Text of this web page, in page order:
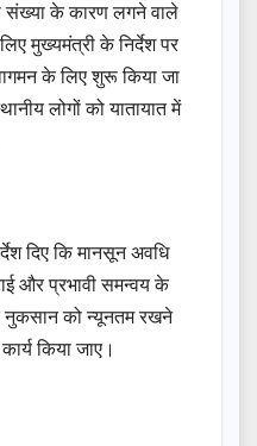
संख्या के कारण लगने वाले
मुख्यमंत्री के निर्देश पर
के लिए शुरू किया जा
लोगों को यातायात में
दिए कि मानसून अवधि
और प्रभावी समन्वय के
नुकसान को न्यूनतम रखने
किया जाए।